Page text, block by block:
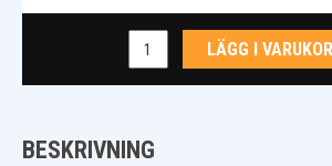
LÄGG I
BESKRIVNING